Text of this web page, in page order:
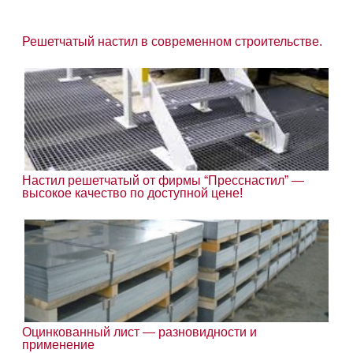
Решетчатый настил в современном строительстве.
Настил решетчатый от фирмы “Пресснастил” —
высокое качество по доступной цене!
Оцинкованный лист — разновидности и
применение